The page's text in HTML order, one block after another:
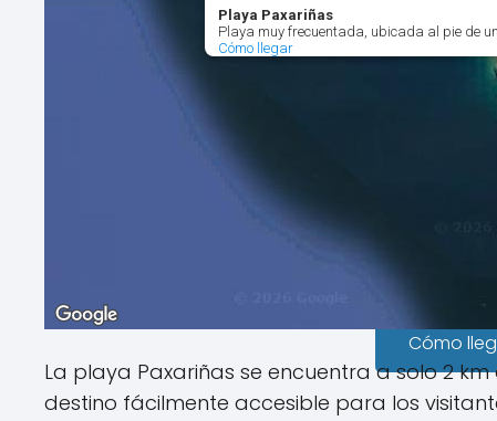
Playa Paxariñas
Playa muy frecuentada, ubicada al pie de
Cómo llegar
Cómo
La playa Paxariñas se encuentra a solo 2
destino fácilmente accesible para los